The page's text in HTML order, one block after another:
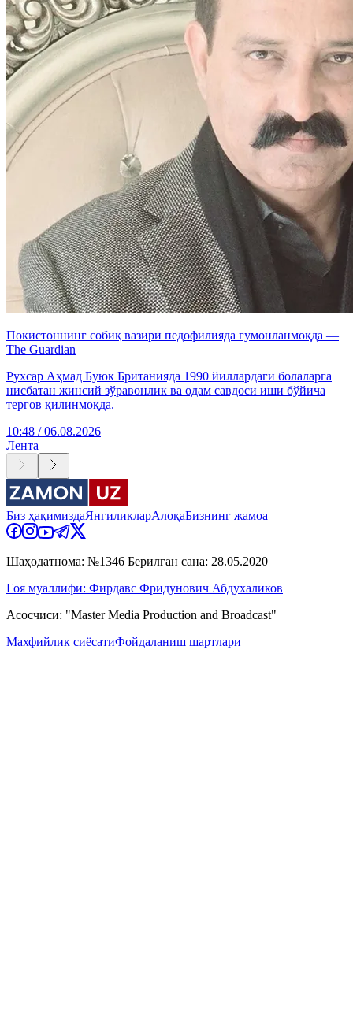
Покистоннинг собиқ вазири педофилияда гумонланмоқда —
The Guardian
Рухсар Аҳмад Буюк Британияда 1990 йиллардаги болаларга
нисбатан жинсий зўравонлик ва одам савдоси иши бўйича
тергов қилинмоқда.
10:48 / 06.08.2026
Лента
Биз ҳақимиздаЯнгиликларАлоқаБизнинг жамоа
Шаҳодатнома: №1346 Берилган сана: 28.05.2020
Ғоя муаллифи: Фирдавс Фридунович Абдухаликов
Асосчиси: "Master Media Production and Broadcast"
Махфийлик сиёсатиФойдаланиш шартлари